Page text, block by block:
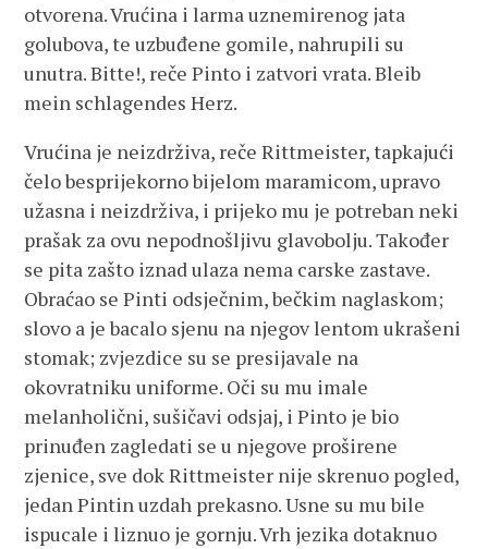
otvorena. Vrućina i larma uznemirenog jata
golubova, te uzbuđene gomile, nahrupili su
unutra. Bitte!, reče Pinto i zatvori vrata. Bleib
mein schlagendes Herz.
Vrućina je neizdrživa, reče Rittmeister, tapkajući
čelo besprijekorno bijelom maramicom, upravo
užasna i neizdrživa, i prijeko mu je potreban neki
prašak za ovu nepodnošljivu glavobolju. Također
se pita zašto iznad ulaza nema carske zastave.
Obraćao se Pinti odsječnim, bečkim naglaskom;
slovo a je bacalo sjenu na njegov lentom ukrašeni
stomak; zvjezdice su se presijavale na
okovratniku uniforme. Oči su mu imale
melanholični, sušičavi odsjaj, i Pinto je bio
prinuđen zagledati se u njegove proširene
zjenice, sve dok Rittmeister nije skrenuo pogled,
jedan Pintin uzdah prekasno. Usne su mu bile
ispucale i liznuo je gornju. Vrh jezika dotaknuo